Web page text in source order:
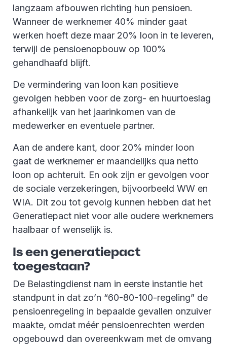
langzaam afbouwen richting hun pensioen.
Wanneer de werknemer 40% minder gaat
werken hoeft deze maar 20% loon in te leveren,
terwijl de pensioenopbouw op 100%
gehandhaafd blijft.
De vermindering van loon kan positieve
gevolgen hebben voor de zorg- en huurtoeslag
afhankelijk van het jaarinkomen van de
medewerker en eventuele partner.
Aan de andere kant, door 20% minder loon
gaat de werknemer er maandelijks qua netto
loon op achteruit. En ook zijn er gevolgen voor
de sociale verzekeringen, bijvoorbeeld WW en
WIA. Dit zou tot gevolg kunnen hebben dat het
Generatiepact niet voor alle oudere werknemers
haalbaar of wenselijk is.
Is een generatiepact
toegestaan?
De Belastingdienst nam in eerste instantie het
standpunt in dat zo’n “60-80-100-regeling” de
pensioenregeling in bepaalde gevallen onzuiver
maakte, omdat méér pensioenrechten werden
opgebouwd dan overeenkwam met de omvang